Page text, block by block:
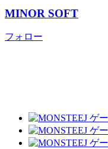
MINOR SOFT
フォロー